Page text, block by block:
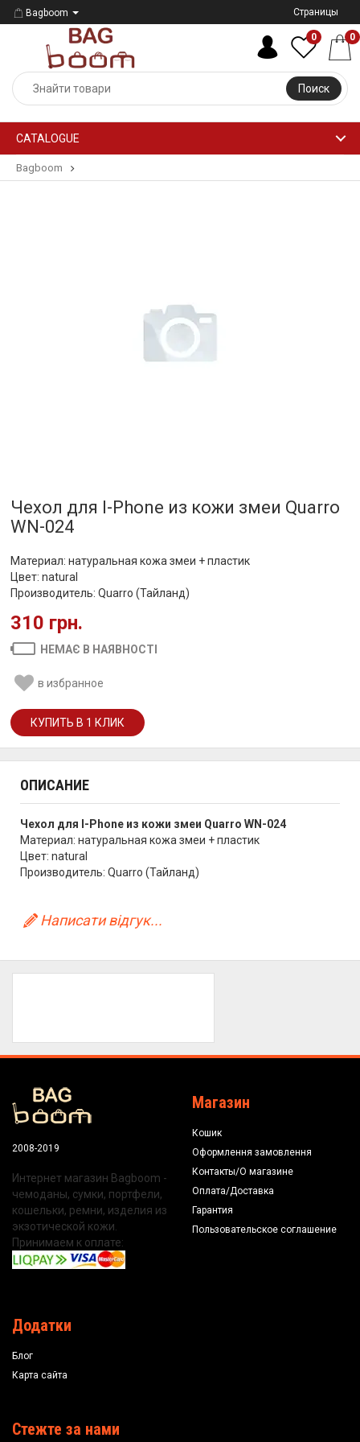
Bagboom Страницы
Поиск
0 0
CATALOGUE
Bagboom
Чехол для I-Phone из кожи змеи Quarro
WN-024
Материал: натуральная кожа змеи + пластик
Цвет: natural
Производитель: Quarro (Тайланд)
310 грн.
НЕМАЄ В НАЯВНОСТІ
в избранное
ОПИСАНИЕ
Чехол для I-Phone из кожи змеи Quarro WN-024
Материал: натуральная кожа змеи + пластик
Цвет: natural
Производитель: Quarro (Тайланд)
Написати відгук...
2008-2019
Интернет магазин Bagboom -
чемоданы, сумки, портфели,
кошельки, ремни, изделия из
экзотической кожи.
Принимаем к оплате:
Магазин
Кошик
Оформлення замовлення
Контакты/О магазине
Оплата/Доставка
Гарантия
Пользовательское соглашение
Додатки
Блог
Карта сайта
Стежте за нами